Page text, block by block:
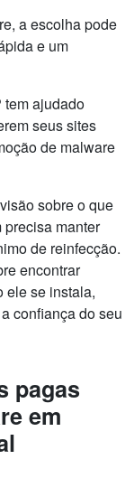
a escolha pode
e um
tem ajudado
seus sites
de malware
sobre o que
manter
de reinfecção.
encontrar
ele se instala,
confiança do seu
pagas
em